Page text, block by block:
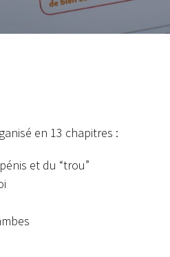
en 13 chapitres :
et du “trou”